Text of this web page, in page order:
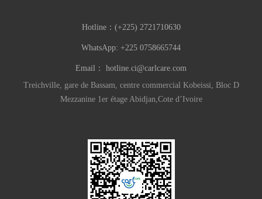
Hotline： (+225) 2721710630
WhatsApp: +225 0758665744
Email： hotline.ci@carlcare.com
Treichville, gare de Bassam, centre commercial Kobeissi, Bloc D
Mezzanine 1er étage Abidjan,Cote d’Ivoire